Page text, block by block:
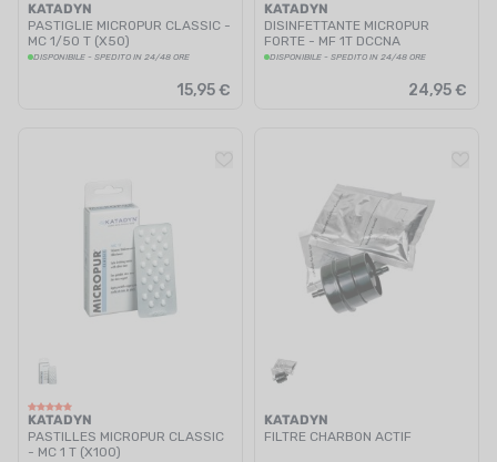
KATADYN
PASTIGLIE MICROPUR CLASSIC -
MC 1/50 T (X50)
DISPONIBILE - SPEDITO IN 24/48 ORE
15,95 €
KATADYN
DISINFETTANTE MICROPUR
FORTE - MF 1T DCCNA
DISPONIBILE - SPEDITO IN 24/48 ORE
24,95 €
KATADYN
PASTILLES MICROPUR CLASSIC
- MC 1 T (X100)
KATADYN
FILTRE CHARBON ACTIF